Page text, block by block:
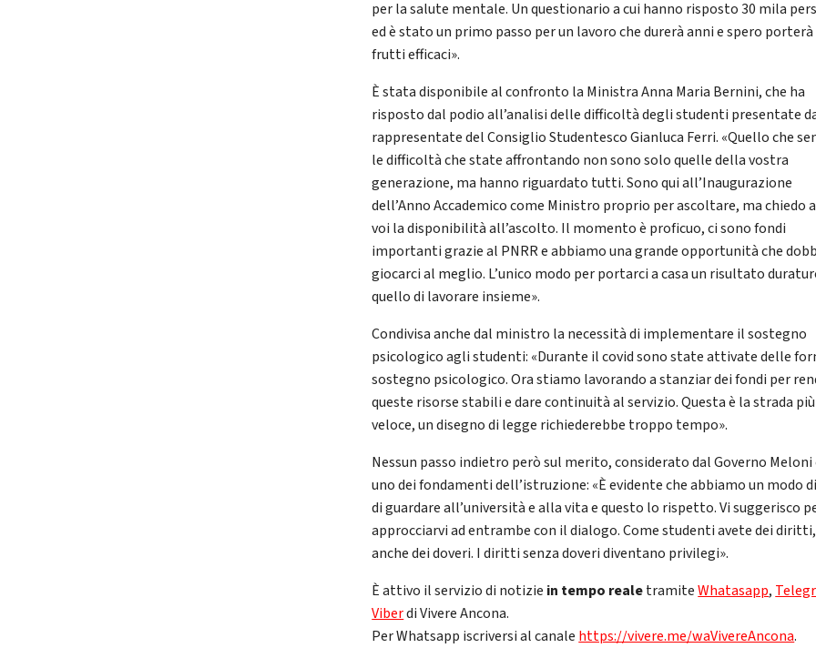
per la salute mentale. Un questionario a cui hanno risposto 30 mila
ed è stato un primo passo per un lavoro che durerà anni e spero porterà
frutti efficaci».
È stata disponibile al confronto la Ministra Anna Maria Bernini, che ha
risposto dal podio all’analisi delle difficoltà degli studenti presentate
rappresentate del Consiglio Studentesco Gianluca Ferri. «Quello che
le difficoltà che state affrontando non sono solo quelle della vostra
generazione, ma hanno riguardato tutti. Sono qui all’Inaugurazione
dell’Anno Accademico come Ministro proprio per ascoltare, ma chiedo
voi la disponibilità all’ascolto. Il momento è proficuo, ci sono fondi
importanti grazie al PNRR e abbiamo una grande opportunità che
giocarci al meglio. L’unico modo per portarci a casa un risultato
quello di lavorare insieme».
Condivisa anche dal ministro la necessità di implementare il sostegno
psicologico agli studenti: «Durante il covid sono state attivate delle
sostegno psicologico. Ora stiamo lavorando a stanziar dei fondi per
queste risorse stabili e dare continuità al servizio. Questa è la strada più
veloce, un disegno di legge richiederebbe troppo tempo».
Nessun passo indietro però sul merito, considerato dal Governo Meloni
uno dei fondamenti dell’istruzione: «È evidente che abbiamo un modo
di guardare all’università e alla vita e questo lo rispetto. Vi suggerisco
approcciarvi ad entrambe con il dialogo. Come studenti avete dei
anche dei doveri. I diritti senza doveri diventano privilegi».
È attivo il servizio di notizie in tempo realetramiteWhatasapp,
Viberdi Vivere Ancona.
Per Whatsapp iscriversi al canale https://vivere.me/waVivereAncona.